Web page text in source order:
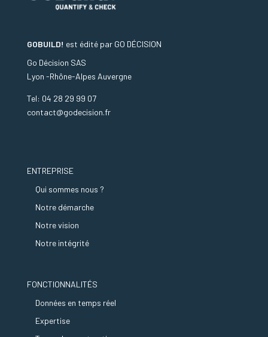
GOBUILD! est édité par GO DÉCISION
Go Décision SAS
Lyon -Rhône-Alpes Auvergne
Tel: 04 28 29 99 07
contact@godecision.fr
ENTREPRISE
Qui sommes nous ?
Notre démarche
Notre vision
Notre intégrité
FONCTIONNALITÉS
Données en temps réel
Expertise